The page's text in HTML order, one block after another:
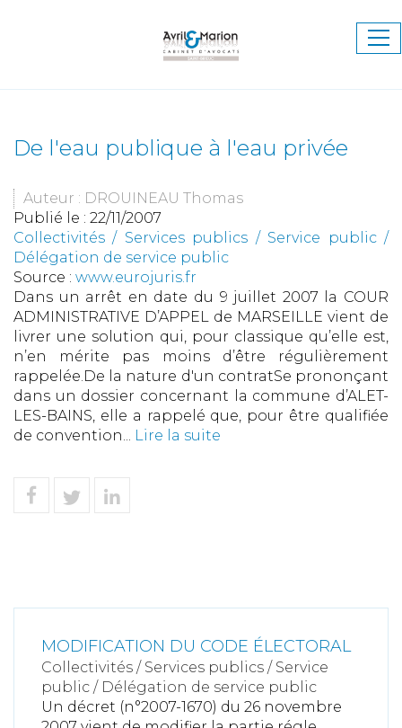
De l'eau publique à l'eau privée
Auteur : DROUINEAU Thomas
Publié le : 22/11/2007
Collectivités / Services publics / Service public /
Délégation de service public
Source : www.eurojuris.fr
Dans un arrêt en date du 9 juillet 2007 la COUR
ADMINISTRATIVE D’APPEL de MARSEILLE vient de
livrer une solution qui, pour classique qu’elle est,
n’en mérite pas moins d’être régulièrement
rappelée.De la nature d'un contratSe prononçant
dans un dossier concernant la commune d’ALET-
LES-BAINS, elle a rappelé que, pour être qualifiée
de convention... Lire la suite
MODIFICATION DU CODE ÉLECTORAL
Collectivités / Services publics / Service
public / Délégation de service public
Un décret (n°2007-1670) du 26 novembre